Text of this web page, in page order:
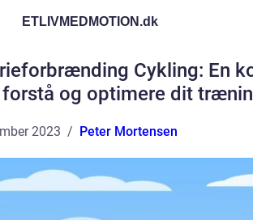
ETLIVMEDMOTION.dk
Cykling: En
forstå og optimere dit
2023 Peter Mortensen